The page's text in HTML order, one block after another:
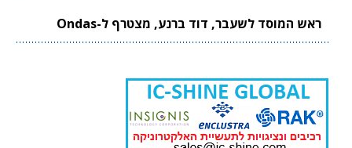
ראש המוסד לשעבר, דוד ברנע, מצטרף ל-Ondas